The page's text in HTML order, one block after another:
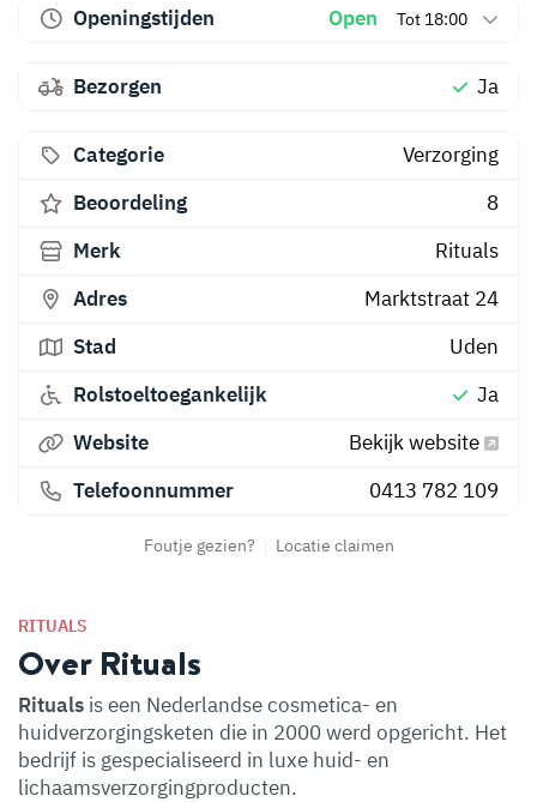
RITUALS
Over Rituals
Rituals is een Nederlandse cosmetica- en
huidverzorgingsketen die in 2000 werd opgericht. Het
bedrijf is gespecialiseerd in luxe huid- en
lichaamsverzorgingproducten.
Openingstijden Open Tot 18:00
Bezorgen Ja
Categorie
Verzorging
Beoordeling
8
Merk
Rituals
Adres
Marktstraat 24
Stad
Uden
Rolstoeltoegankelijk
Ja
Website
Bekijk website
Telefoonnummer
0413 782 109
Foutje gezien? Locatie claimen